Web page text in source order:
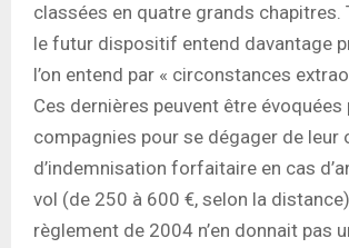
classées en quatre grands chapitres.
le futur dispositif entend davantage
l’on entend par « circonstances
Ces dernières peuvent être évoquées
compagnies pour se dégager de leur
d’indemnisation forfaitaire en cas
vol (de 250 à 600 €, selon la
règlement de 2004 n’en donnait pas